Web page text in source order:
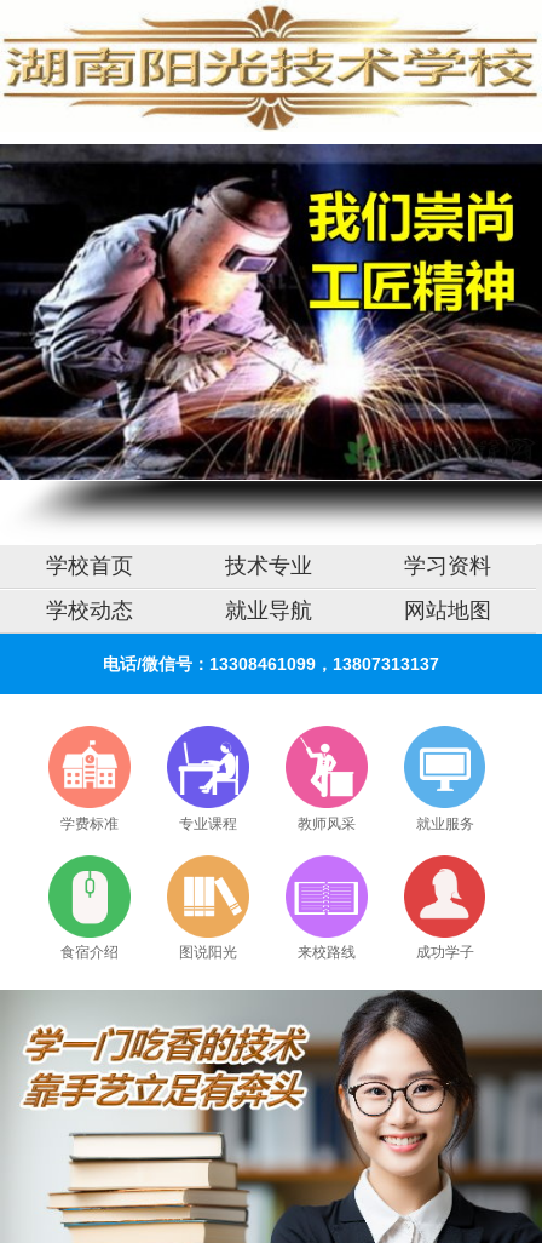
手机维修培训,手机维修培训学校,手机维修培训班
学校首页 技术专业
学习资料
学校动态
就业导航 网站地图
电话/微信号：13308461099，13807313137
学费标准 专业课程 教师风采 就业服务
食宿介绍 图说阳光 来校路线 成功学子